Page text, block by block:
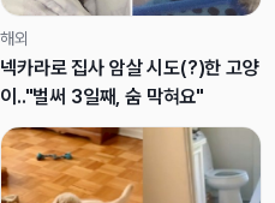
해외
넥카라로 집사 암살 시도(?)한 고양
이.."벌써 3일째, 숨 막혀요"